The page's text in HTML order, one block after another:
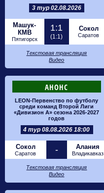
3 тур 02.08.2026
Машук-
КМВ
Пятигорск
1:1
(1:1)
Сокол
Саратов
Текстовая трансляция
Видео
АНОНС
LEON-Первенство по футболу
среди команд Второй Лиги
«Дивизион А» сезона 2026-2027
годов
4 тур 08.08.2026 18:00
Сокол
Саратов - Алания
Владикавказ
Текстовая трансляция
Видео